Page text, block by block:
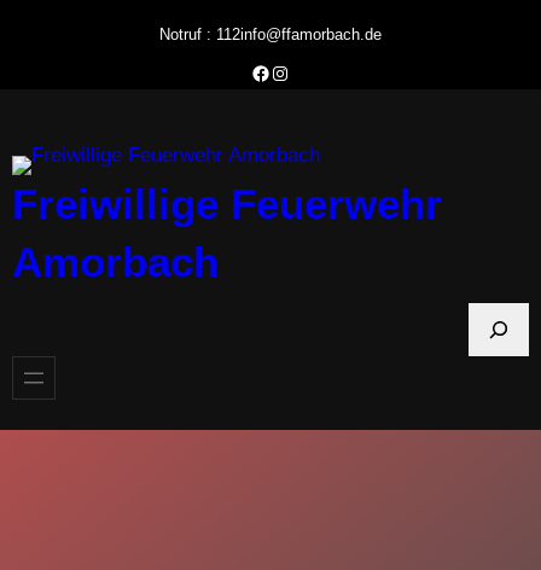
Notruf : 112info@ffamorbach.de
Facebook Feuerwehr Amorbach
Instagram Feuerwehr Amorbach
Freiwillige Feuerwehr
Amorbach
h